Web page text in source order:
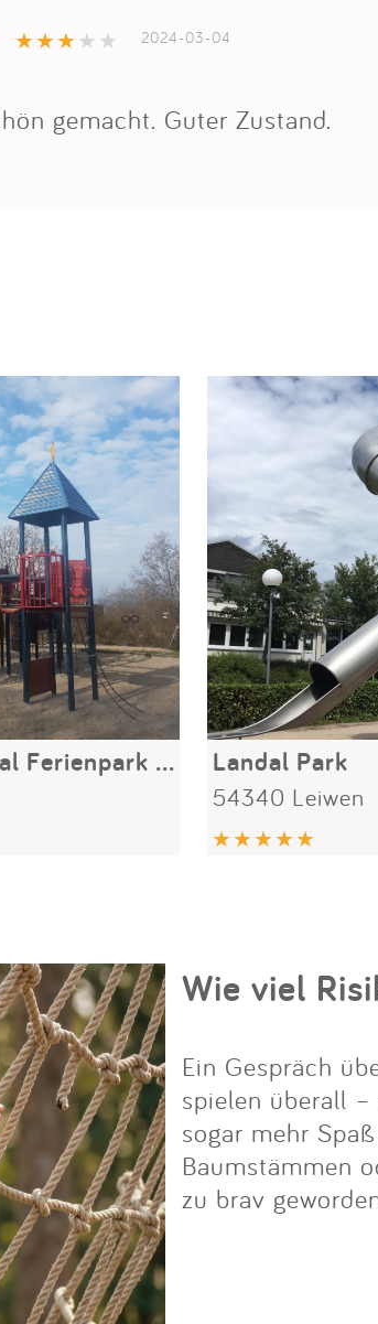
2024-03-04
gemacht. Guter Zustand.
Spielplatz Landal Ferienpark Sonnenberg Landal Park
54340 Leiwen
Wie viel
Ein Gespräch
spielen überall
sogar mehr
Baumstämmen
zu brav